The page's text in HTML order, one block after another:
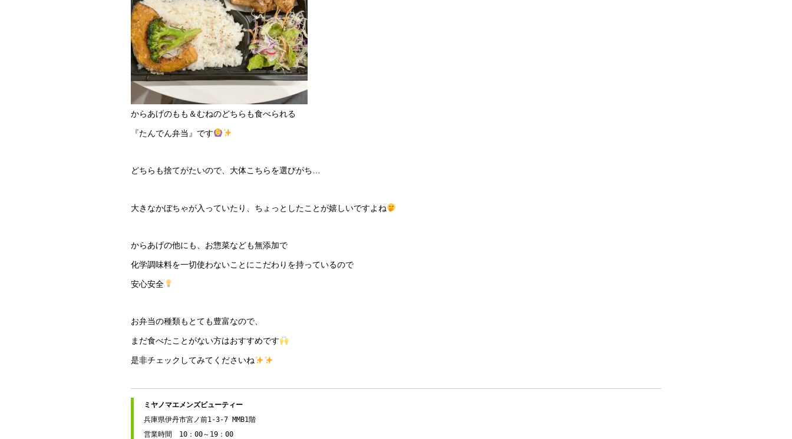
からあげのもも＆むねのどちらも食べられる
『たんでん弁当』です
どちらも捨てがたいので、大体こちらを選びがち…
大きなかぼちゃが入っていたり、ちょっとしたことが嬉しいですよね
からあげの他にも、お惣菜なども無添加で
化学調味料を一切使わないことにこだわりを持っているので
安心安全
お弁当の種類もとても豊富なので、
まだ食べたことがない方はおすすめです
是非チェックしてみてくださいね
兵庫県伊丹市宮ノ前1-3-7 MMB1階
営業時間　10：00～19：00